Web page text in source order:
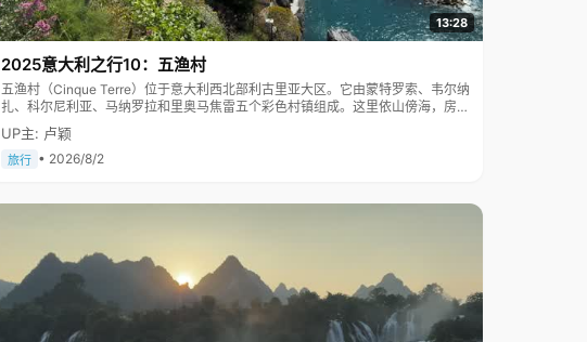
13:28
2025意大利之行10：五渔村
五渔村（Cinque Terre）位于意大利西北部利古里亚大区。它由蒙特罗索、韦尔纳
扎、科尔尼利亚、马纳罗拉和里奥马焦雷五个彩色村镇组成。这里依山傍海，房屋
色彩斑斓，1997年被列为世界文化遗产。
UP主: 卢颖
旅行 • 2026/8/2